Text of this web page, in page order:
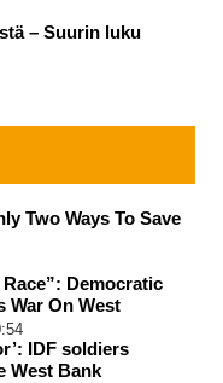
– Suurin luku
Two Ways To Save
Race”: Democratic
War On West
IDF soldiers
West Bank